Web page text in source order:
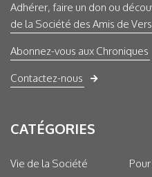
Adhérer, faire un don ou
de la Société des Amis de
Abonnez-vous aux Chroniques
Contactez-nous
CATÉGORIES
Vie de la Société